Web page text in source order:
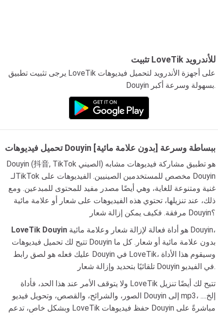
تثبيت LoveTik للأندرويد
يرجى تثبيت تطبيق LoveTik على أجهزة الأندرويد لتحميل فيديوهات
Douyin بسهولة وسرعة أكبر.
تحميل فيديوهات Douyin ببساطة وسرعة [بدون علامة مائية]
Douyin (抖音, TikTok الصيني) هو تطبيق مشاركة فيديوهات مشابه
لـTikTok مخصص للمستخدمين الصينيين. الفيديوهات على Douyin
غنية ومتنوعة للغاية، وهي أيضًا مصدر مفيد للمحتوى للمبدعين. ومع
ذلك، عند تنزيلها، تحتوي هذه الفيديوهات على شعار أو علامة مائية
مرفقة. فكيف يمكن إزالة شعار Douyin؟
LoveTik Douyin
تتيح لك تحميل فيديوهات Douyin بدون علامة مائية أو شعار. كل ما
عليك فعله هو لصق رابط Douyin في LoveTik، وسيقوم هذا الأداة
تلقائيًا بتحديد وإزالة شعار Douyin في الفيديو.
ولا يتوقف الأمر عند هذا الحد، فأداة LoveTik تتيح لك أيضًا تنزيل
الصور، والشرائح، والقصص، وتحويل فيديو Douyin إلى mp3، ...إلخ.
وبشكل خاص، تدعم LoveTik حفظ فيديوهات Douyin مباشرةً على